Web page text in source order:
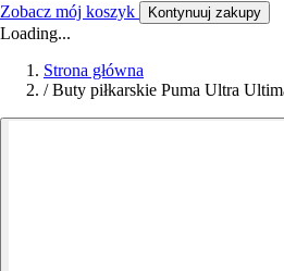
Zobacz mój koszyk Kontynuuj zakupy
Loading...
Strona główna
/ Buty piłkarskie Puma Ultra